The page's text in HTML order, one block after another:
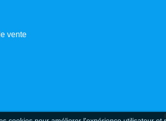
vente